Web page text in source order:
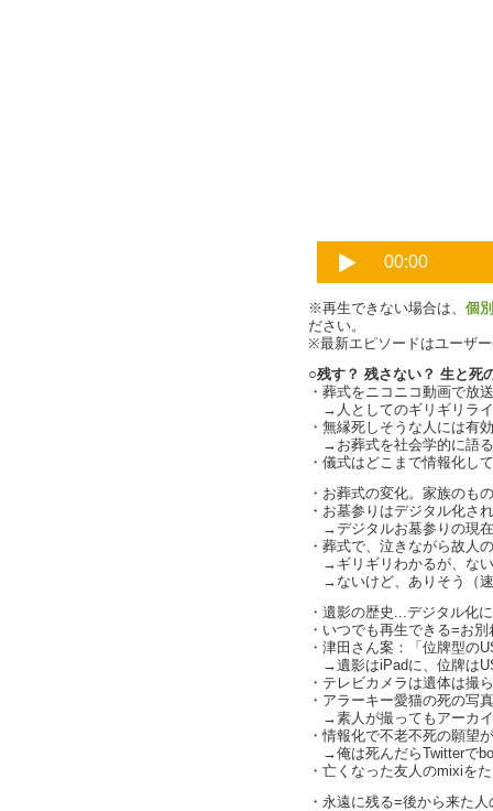
※再生できない場合は、 個
ださい。
※最新エピソードはユーザ
○残す？ 残さない？ 生と死
・葬式をニコニコ動画で放
→人としてのギリギリラ
・無縁死しそうな人には有
→お葬式を社会学的に語
・儀式はどこまで情報化し
・お葬式の変化。家族のも
・お墓参りはデジタル化さ
→デジタルお墓参りの現
・葬式で、泣きながら故人
→ギリギリわかるが、な
→ないけど、ありそう（
・遺影の歴史...デジタル化
・いつでも再生できる=お
・津田さん案：「位牌型の
→遺影はiPadに、位牌は
・テレビカメラは遺体は撮
・アラーキー愛猫の死の写
→素人が撮ってもアーカ
・情報化で不老不死の願望
→俺は死んだらTwitterで
・亡くなった友人のmixiを
・永遠に残る=後から来た